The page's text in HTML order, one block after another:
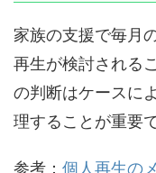
家族の支援で毎月
再生が検討される
の判断はケースに
理することが重要で
参考： 個人再生の